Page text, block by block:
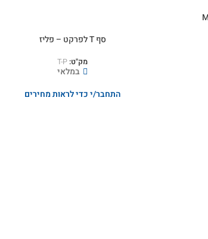
סף T לפרקט – פליז
מק"ט: T-P
במלאי
התחבר/י כדי לראות מחירים